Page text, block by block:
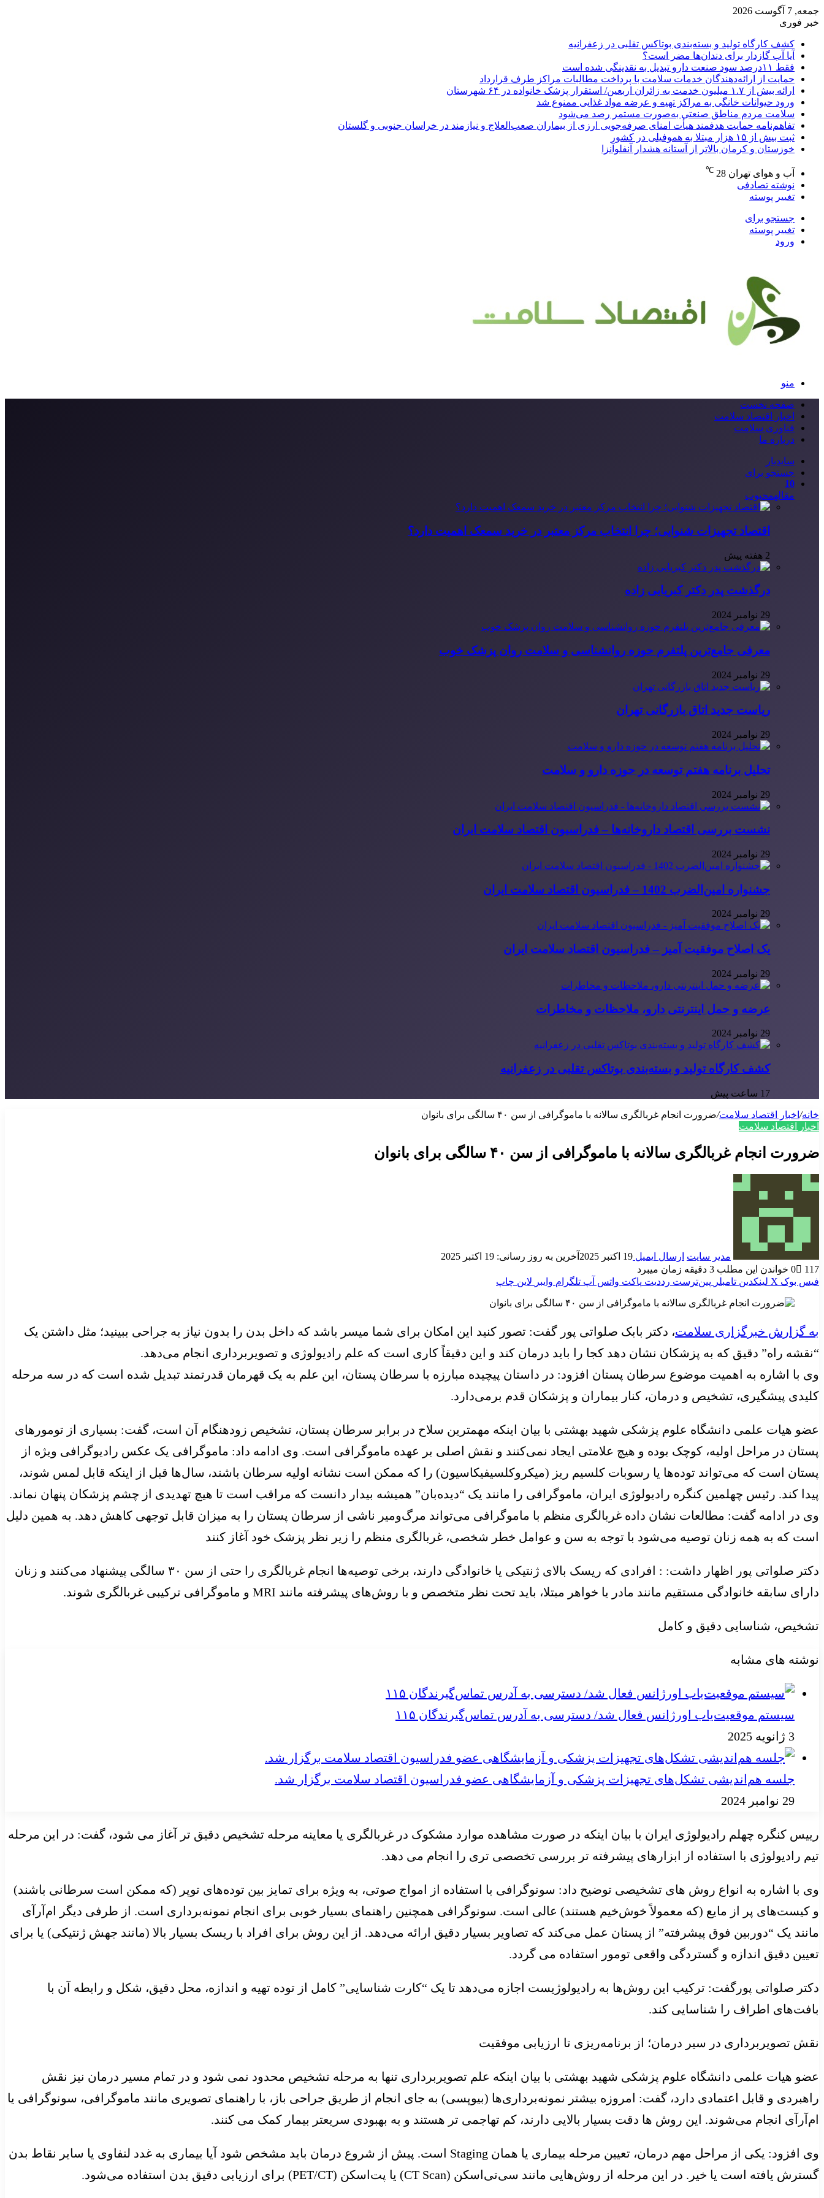
جمعه, 7 آگوست 2026
خبر فوری
کشف کارگاه تولید و بسته‌بندی بوتاکس تقلبی در زعفرانیه
آیا آب گازدار برای دندان‌ها مضر است؟
فقط ۱۱‌درصد سود صنعت دارو تبدیل به نقدینگی شده است
حمایت از ارائه‌دهندگان خدمات سلامت با پرداخت مطالبات مراکز طرف قرارداد
ارائه بیش از ۱.۷ میلیون خدمت به زائران اربعین/ استقرار پزشک خانواده در ۶۴ شهرستان
ورود حیوانات خانگی به مراکز تهیه و عرضه مواد غذایی ممنوع شد
سلامت مردم مناطق صنعتی به‌صورت مستمر رصد می‌شود
تفاهم‌نامه حمایت هدفمند هیأت امنای صرفه‌جویی ارزی از بیماران صعب‌العلاج و نیازمند در خراسان جنوبی و گلستان
ثبت بیش از ۱۵ هزار مبتلا به هموفیلی در کشور
خوزستان و کرمان بالاتر از آستانه هشدار آنفلوآنزا
آب و هوای تهران 28
℃
نوشته تصادفی
تغییر پوسته
جستجو برای
تغییر پوسته
ورود
منو
صفحه نخست
اخبار اقتصاد سلامت
فناوری سلامت
درباره ما
سایدبار
جستجو برای
10
مقالهمحبوب
اقتصاد تجهیزات شنوایی؛ چرا انتخاب مرکز معتبر در خرید سمعک اهمیت دارد؟
2 هفته پیش
درگذشت پدر دکتر کبریایی زاده
29 نوامبر 2024
معرفی جامع‌ترین پلتفرم حوزه روانشناسی و سلامت روان پزشک خوب
29 نوامبر 2024
ریاست جدید اتاق بازرگانی تهران
29 نوامبر 2024
تحلیل برنامه هفتم توسعه در حوزه دارو و سلامت
29 نوامبر 2024
نشست بررسی اقتصاد داروخانه‌ها – فدراسیون اقتصاد سلامت ایران
29 نوامبر 2024
جشنواره امین‌الضرب 1402 – فدراسیون اقتصاد سلامت ایران
29 نوامبر 2024
یک اصلاح موفقیت آمیز – فدراسیون اقتصاد سلامت ایران
29 نوامبر 2024
عرضه و حمل اینترنتی دارو، ملاحظات و مخاطرات
29 نوامبر 2024
کشف کارگاه تولید و بسته‌بندی بوتاکس تقلبی در زعفرانیه
17 ساعت پیش
خانه/ اخبار اقتصاد سلامت/ضرورت انجام غربالگری سالانه با ماموگرافی از سن ۴۰ سالگی برای بانوان
اخبار اقتصاد سلامت
ضرورت انجام غربالگری سالانه با ماموگرافی از سن ۴۰ سالگی برای بانوان
مدیر سایت ارسال ایمیل 19 اکتبر 2025
آخرین به روز رسانی: 19 اکتبر 2025
0
117
خواندن این مطلب 3 دقیقه زمان میبرد
فیس بوک X لینکدین ‫تامبلر ‫پین‌ترست ‫رددیت پاکت واتس آپ تلگرام وایبر لاین چاپ
به گزارش خبرگزاری سلامت، دکتر بابک صلواتی پور گفت: تصور کنید این امکان برای شما میسر باشد که داخل بدن را بدون نیاز به جراحی ببینید؛ مثل داشتن یک
“نقشه راه” دقیق که به پزشکان نشان دهد کجا را باید درمان کند و این دقیقاً کاری است که علم رادیولوژی و تصویربرداری انجام می‌دهد.
وی با اشاره به اهمیت موضوع سرطان پستان افزود: در داستان پیچیده مبارزه با سرطان پستان، این علم به یک قهرمان قدرتمند تبدیل شده است که در سه مرحله
کلیدی پیشگیری، تشخیص و درمان، کنار بیماران و پزشکان قدم برمی‌دارد.
عضو هیات علمی دانشگاه علوم پزشکی شهید بهشتی با بیان اینکه مهمترین سلاح در برابر سرطان پستان، تشخیص زودهنگام آن است، گفت: بسیاری از تومورهای
پستان در مراحل اولیه، کوچک بوده و هیچ علامتی ایجاد نمی‌کنند و نقش اصلی بر عهده ماموگرافی است. وی ادامه داد: ماموگرافی یک عکس رادیوگرافی ویژه از
پستان است که می‌تواند توده‌ها یا رسوبات کلسیم ریز (میکروکلسیفیکاسیون) را که ممکن است نشانه اولیه سرطان باشند، سال‌ها قبل از اینکه قابل لمس شوند،
پیدا کند. رئیس چهلمین کنگره رادیولوژی ایران، ماموگرافی را مانند یک “دیده‌بان” همیشه بیدار دانست که مراقب است تا هیچ تهدیدی از چشم پزشکان پنهان نماند.
وی در ادامه گفت: مطالعات نشان داده غربالگری منظم با ماموگرافی می‌تواند مرگ‌ومیر ناشی از سرطان پستان را به میزان قابل توجهی کاهش دهد. به همین دلیل
است که به همه زنان توصیه می‌شود با توجه به سن و عوامل خطر شخصی، غربالگری منظم را زیر نظر پزشک خود آغاز کنند
دکتر صلواتی پور اظهار داشت: : افرادی که ریسک بالای ژنتیکی یا خانوادگی دارند، برخی توصیه‌ها انجام غربالگری را حتی از سن ۳۰ سالگی پیشنهاد می‌کنند و زنان
دارای سابقه خانوادگی مستقیم مانند مادر یا خواهر مبتلا، باید تحت نظر متخصص و با روش‌های پیشرفته مانند MRI و ماموگرافی ترکیبی غربالگری شوند.
تشخیص، شناسایی دقیق و کامل
نوشته های مشابه
سیستم موقعیت‌یاب اورژانس فعال شد/ دسترسی به آدرس تماس‌گیرندگان ۱۱۵
3 ژانویه 2025
جلسه هم‌اندیشی تشکل‌های تجهیزات پزشکی و آزمایشگاهی عضو فدراسیون اقتصاد سلامت برگزار شد.
29 نوامبر 2024
رییس کنگره چهلم رادیولوژی ایران با بیان اینکه در صورت مشاهده موارد مشکوک در غربالگری یا معاینه مرحله تشخیص دقیق تر آغاز می شود، گفت: در این مرحله
تیم رادیولوژی با استفاده از ابزارهای پیشرفته تر بررسی تخصصی تری را انجام می دهد.
وی با اشاره به انواع روش های تشخیصی توضیح داد: سونوگرافی با استفاده از امواج صوتی، به ویژه برای تمایز بین توده‌های توپر (که ممکن است سرطانی باشند)
و کیست‌های پر از مایع (که معمولاً خوش‌خیم هستند) عالی است. سونوگرافی همچنین راهنمای بسیار خوبی برای انجام نمونه‌برداری است. از طرفی دیگر ام‌آرآی
مانند یک “دوربین فوق پیشرفته” از پستان عمل می‌کند که تصاویر بسیار دقیق ارائه می‌دهد. از این روش برای افراد با ریسک بسیار بالا (مانند جهش ژنتیکی) یا برای
تعیین دقیق اندازه و گستردگی واقعی تومور استفاده می گردد.
دکتر صلواتی پورگفت: ترکیب این روش‌ها به رادیولوژیست اجازه می‌دهد تا یک “کارت شناسایی” کامل از توده تهیه و اندازه، محل دقیق، شکل و رابطه آن با
بافت‌های اطراف را شناسایی کند.
نقش تصویربرداری در سیر درمان؛ از برنامه‌ریزی تا ارزیابی موفقیت
عضو هیات علمی دانشگاه علوم پزشکی شهید بهشتی با بیان اینکه علم تصویربرداری تنها به مرحله تشخیص محدود نمی شود و در تمام مسیر درمان نیز نقش
راهبردی و قابل اعتمادی دارد، گفت: امروزه بیشتر نمونه‌برداری‌ها (بیوپسی) به جای انجام از طریق جراحی باز، با راهنمای تصویری مانند ماموگرافی، سونوگرافی یا
ام‌آرآی انجام می‌شوند. این روش ها دقت بسیار بالایی دارند، کم تهاجمی تر هستند و به بهبودی سریعتر بیمار کمک می کنند.
وی افزود: یکی از مراحل مهم درمان، تعیین مرحله بیماری یا همان Staging است. پیش از شروع درمان باید مشخص شود آیا بیماری به غدد لنفاوی یا سایر نقاط بدن
گسترش یافته است یا خیر. در این مرحله از روش‌هایی مانند سی‌تی‌اسکن (CT Scan) یا پت‌اسکن (PET/CT) برای ارزیابی دقیق بدن استفاده می‌شود.